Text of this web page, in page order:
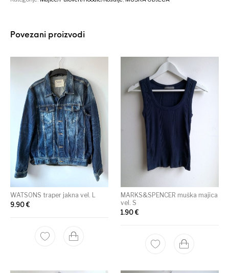
Povezani proizvodi
WATSONS traper jakna vel. L
9.90€
MARKS&SPENCER muška majica
vel. S
1.90 €